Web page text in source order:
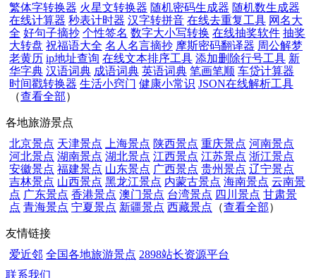
繁体字转换器 火星文转换器 随机密码生成器 随机数生成器
在线计算器 秒表计时器 汉字转拼音 在线去重复工具 网名大
全 好句子摘抄 个性签名 数字大小写转换 在线抽奖软件 抽奖
大转盘 祝福语大全 名人名言摘抄 摩斯密码翻译器 周公解梦
老黄历 ip地址查询 在线文本排序工具 添加删除行号工具 新
华字典 汉语词典 成语词典 英语词典 笔画笔顺 车贷计算器
时间戳转换器 生活小窍门 健康小常识 JSON在线解析工具
（查看全部）
各地旅游景点
北京景点 天津景点 上海景点 陕西景点 重庆景点 河南景点
河北景点 湖南景点 湖北景点 江西景点 江苏景点 浙江景点
安徽景点 福建景点 山东景点 广西景点 贵州景点 辽宁景点
吉林景点 山西景点 黑龙江景点 内蒙古景点 海南景点 云南景
点 广东景点 香港景点 澳门景点 台湾景点 四川景点 甘肃景
点 青海景点 宁夏景点 新疆景点 西藏景点 （查看全部）
友情链接
爱近邻 全国各地旅游景点 2898站长资源平台
联系我们